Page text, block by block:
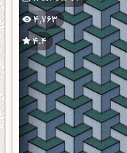
4,763
4.4